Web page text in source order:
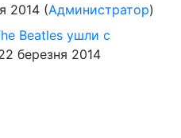
2014 (Администратор)
Beatles ушли с
березня 2014